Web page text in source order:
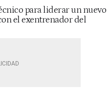
para liderar un nuevo
el exentrenador del